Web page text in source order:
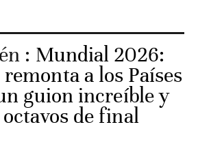
: Mundial 2026:
a los Países
guion increíble y
de final